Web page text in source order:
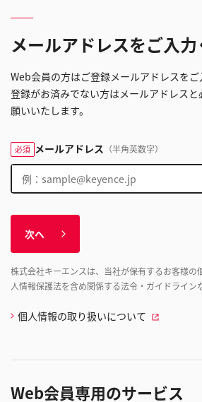
メールアドレスをご入
Web会員の方はご登録メールアドレスをご
登録がお済みでない方はメールアドレス
願いいたします。
必須 メールアドレス （半角英数字）
次へ
株式会社キーエンスは、当社が保有するお客様の
人情報保護法を含め関係する法令・ガイドライン
個人情報の取り扱いについて
Web会員専用のサービス